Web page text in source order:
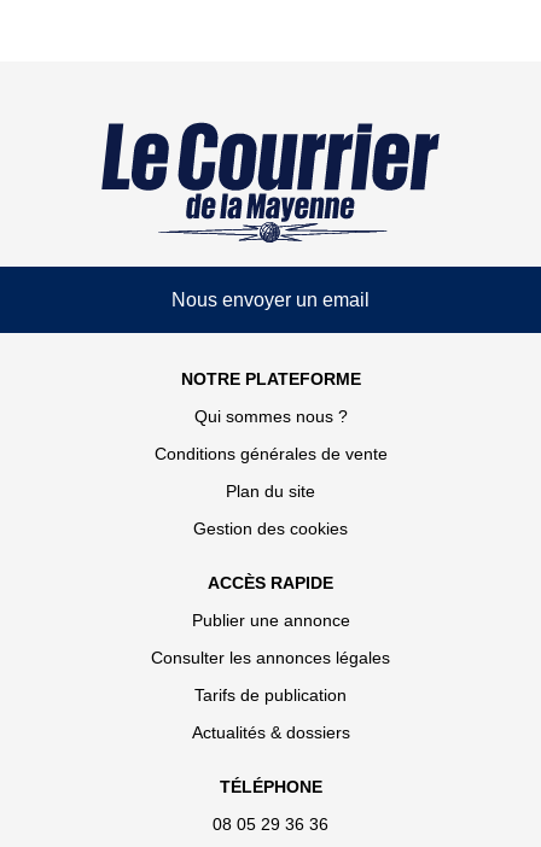
Nous envoyer un email
NOTRE PLATEFORME
Qui sommes nous ?
Conditions générales de vente
Plan du site
Gestion des cookies
ACCÈS RAPIDE
Publier une annonce
Consulter les annonces légales
Tarifs de publication
Actualités & dossiers
TÉLÉPHONE
08 05 29 36 36